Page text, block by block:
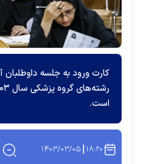
کارت ورود به جلسه
است.
۱۸:۲۰ ۱۴۰۳/۰۳/۰۵